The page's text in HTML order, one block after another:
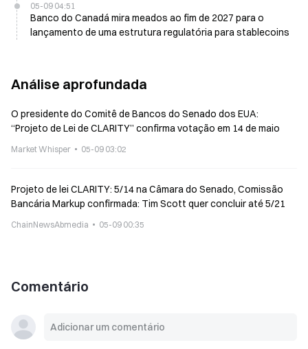
05-09 04:51
Banco do Canadá mira meados ao fim de 2027 para o
lançamento de uma estrutura regulatória para stablecoins
Análise aprofundada
O presidente do Comitê de Bancos do Senado dos EUA:
“Projeto de Lei de CLARITY” confirma votação em 14 de maio
Market Whisper 05-09 03:02
Projeto de lei CLARITY: 5/14 na Câmara do Senado, Comissão
Bancária Markup confirmada: Tim Scott quer concluir até 5/21
ChainNewsAbmedia 05-09 00:35
Comentário